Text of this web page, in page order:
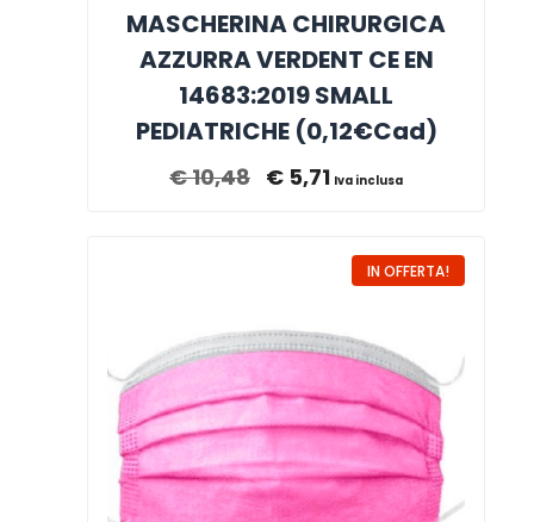
MASCHERINA CHIRURGICA
AZZURRA VERDENT CE EN
14683:2019 SMALL
PEDIATRICHE (0,12€Cad)
€10,48 € 5,71 Iva inclusa
IN OFFERTA!